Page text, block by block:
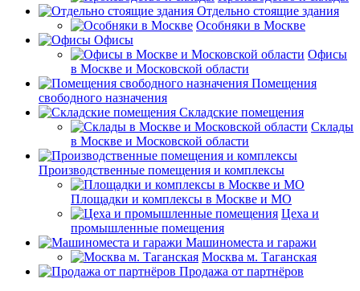
Отдельно стоящие здания
Особняки в Москве
Офисы
Офисы
в Москве и Московской области
Помещения
свободного назначения
Складские помещения
Склады
в Москве и Московской области
Производственные помещения и комплексы
Площадки и комплексы в Москве и МО
Цеха и
промышленные помещения
Машиноместа и гаражи
Москва м. Таганская
Продажа от партнёров